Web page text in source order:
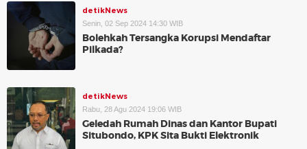
detikNews
Senin, 02 Sep 2024 14:30 WIB
Bolehkah Tersangka Korupsi Mendaftar
Pilkada?
detikNews
Rabu, 28 Agu 2024 19:06 WIB
Geledah Rumah Dinas dan Kantor Bupati
Situbondo, KPK Sita Bukti Elektronik